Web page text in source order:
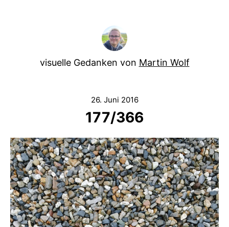
visuelle Gedanken von Martin Wolf
26. Juni 2016
177/366